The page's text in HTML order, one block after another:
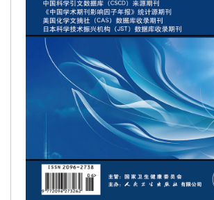
中疾控：大规模疫苗接种后，部分措
控形势不变
接种疫苗后能否摘口罩？发现怀孕怎
外交部：中国正式加入新冠肺炎疫苗